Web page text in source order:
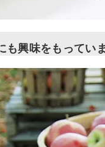
も興味をもってい